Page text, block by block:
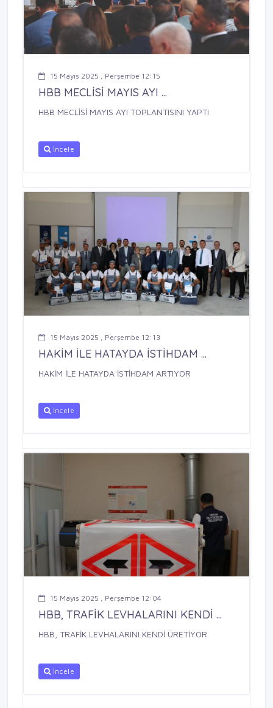
15 Mayıs 2025 , Perşembe 12:15
HBB MECLİSİ MAYIS AYI ...
HBB MECLİSİ MAYIS AYI TOPLANTISINI YAPTI
İncele
15 Mayıs 2025 , Perşembe 12:13
HAKİM İLE HATAYDA İSTİHDAM ...
HAKİM İLE HATAYDA İSTİHDAM ARTIYOR
İncele
15 Mayıs 2025 , Perşembe 12:04
HBB, TRAFİK LEVHALARINI KENDİ ...
HBB, TRAFİK LEVHALARINI KENDİ ÜRETİYOR
İncele